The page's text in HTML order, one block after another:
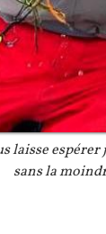
laisse
sans la